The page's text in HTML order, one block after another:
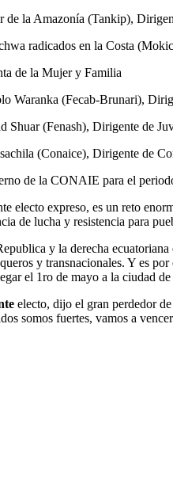
de la Amazonía (Tankip),
radicados en la Costa
de la Mujer y Familia
Waranka (Fecab-Brunari),
Shuar (Fenash), Dirigente de
(Conaice), Dirigente de
de la CONAIE para el
electo expreso, es un reto
de lucha y resistencia para
y la derecha
y transnacionales. Y es
el 1ro de mayo a la ciudad
electo, dijo el gran perdedor
somos fuertes, vamos a